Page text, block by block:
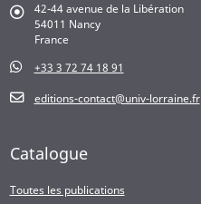
42-44 avenue de la Libération
54011 Nancy
France
+33 3 72 74 18 91
editions-contact@univ-lorraine.fr
Catalogue
Toutes les publications